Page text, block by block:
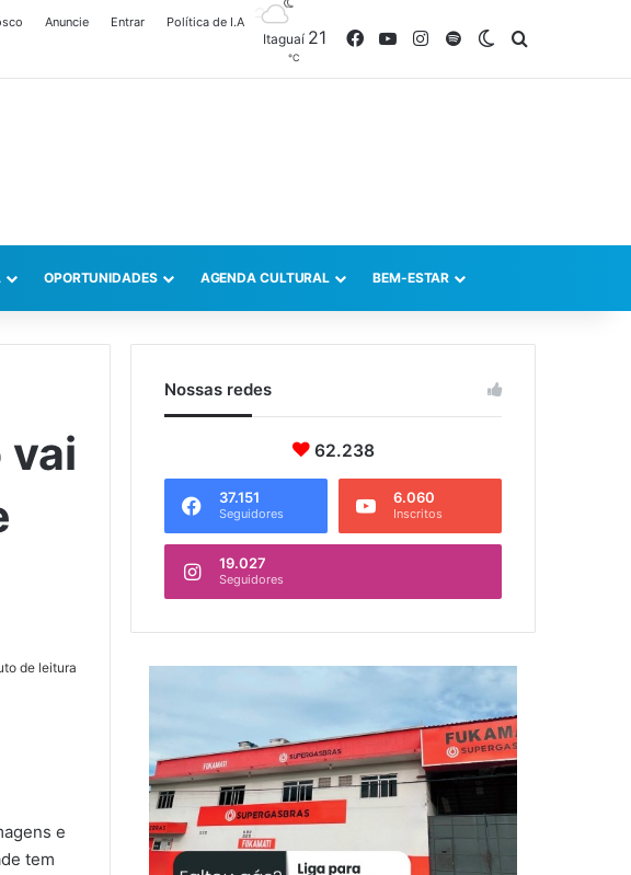
Anuncie Entrar Política de I.A
Itaguaí 21
℃
FacebookYouTubeInstagram
SpotifySwitch skin
OPORTUNIDADES AGENDA CULTURAL BEM-ESTAR
vai
de leitura
e
tem
Nossas redes
62.238
37.151
Seguidores
6.060
Inscritos
19.027
Seguidores